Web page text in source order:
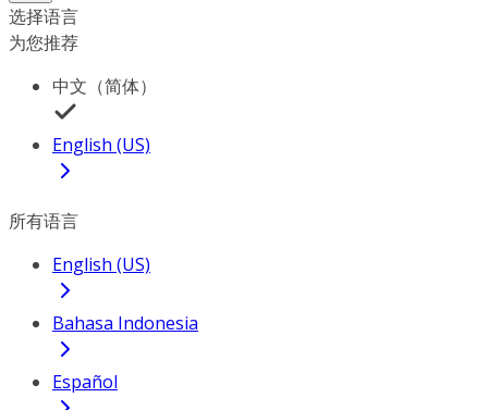
选择语言
为您推荐
中文（简体）
English (US)
所有语言
English (US)
Bahasa Indonesia
Español